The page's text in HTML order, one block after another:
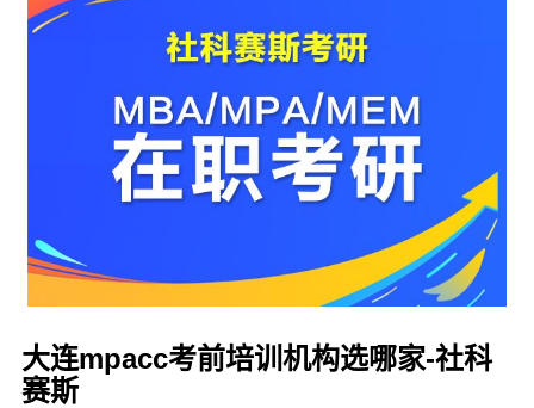
大连mpacc考前培训机构选哪家-社科
赛斯